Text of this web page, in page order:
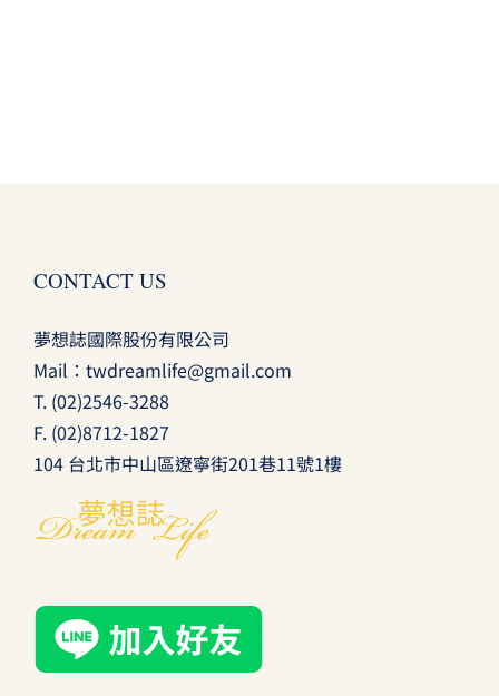
CONTACT US
夢想誌國際股份有限公司
Mail： twdreamlife@gmail.com
T. (02)2546-3288
F. (02)8712-1827
104 台北市中山區遼寧街201巷11號1樓